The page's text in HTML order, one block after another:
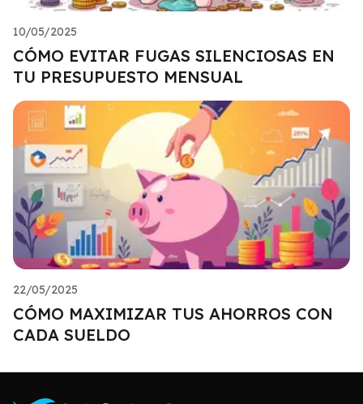
10/05/2025
CÓMO EVITAR FUGAS SILENCIOSAS EN
TU PRESUPUESTO MENSUAL
22/05/2025
CÓMO MAXIMIZAR TUS AHORROS CON
CADA SUELDO